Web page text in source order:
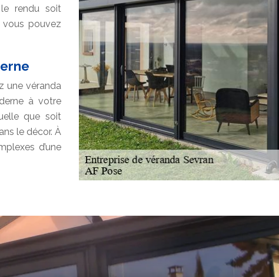
rendu soit
vous pouvez
une véranda
à votre
que soit
le décor. À
d’une